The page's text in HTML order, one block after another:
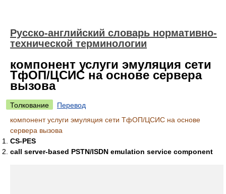
Русско-английский словарь нормативно-
технической терминологии
компонент услуги эмуляция сети
ТфОП/ЦСИС на основе сервера
вызова
Толкование
Перевод
компонент услуги эмуляция сети ТфОП/ЦСИС на основе
сервера вызова
CS-PES
call server-based PSTN/ISDN emulation service component